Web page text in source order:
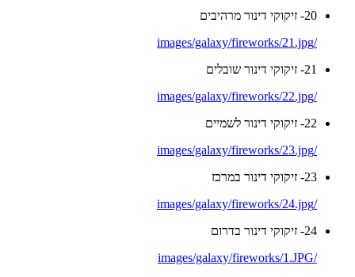
20- זיקוקי דינור מרהיבים
/images/galaxy/fireworks/21.jpg
21- זיקוקי דינור שובלים
/images/galaxy/fireworks/22.jpg
22- זיקוקי דינור לשמיים
/images/galaxy/fireworks/23.jpg
23- זיקוקי דינור במרכז
/images/galaxy/fireworks/24.jpg
24- זיקוקי דינור בדרום
/images/galaxy/fireworks/1.JPG